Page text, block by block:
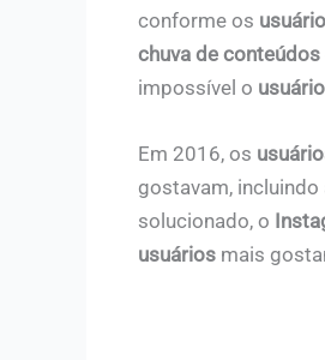
conforme os
chuva de conteúdos
impossível o usuário
Em 2016, os
gostavam, incluindo
solucionado, o
usuários mais